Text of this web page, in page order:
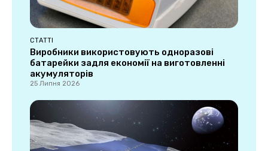
СТАТТІ
Виробники використовують одноразові
батарейки задля економії на виготовленні
акумуляторів
25 Липня 2026